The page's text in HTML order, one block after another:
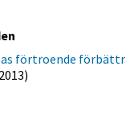
förtroende